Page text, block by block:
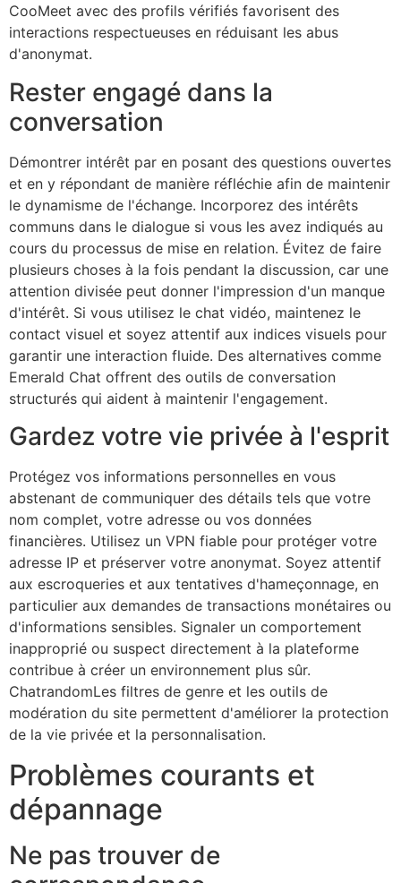
CooMeet avec des profils vérifiés favorisent des
interactions respectueuses en réduisant les abus
d'anonymat.
Rester engagé dans la
conversation
Démontrer intérêt par en posant des questions ouvertes
et en y répondant de manière réfléchie afin de maintenir
le dynamisme de l'échange. Incorporez des intérêts
communs dans le dialogue si vous les avez indiqués au
cours du processus de mise en relation. Évitez de faire
plusieurs choses à la fois pendant la discussion, car une
attention divisée peut donner l'impression d'un manque
d'intérêt. Si vous utilisez le chat vidéo, maintenez le
contact visuel et soyez attentif aux indices visuels pour
garantir une interaction fluide. Des alternatives comme
Emerald Chat offrent des outils de conversation
structurés qui aident à maintenir l'engagement.
Gardez votre vie privée à l'esprit
Protégez vos informations personnelles en vous
abstenant de communiquer des détails tels que votre
nom complet, votre adresse ou vos données
financières. Utilisez un VPN fiable pour protéger votre
adresse IP et préserver votre anonymat. Soyez attentif
aux escroqueries et aux tentatives d'hameçonnage, en
particulier aux demandes de transactions monétaires ou
d'informations sensibles. Signaler un comportement
inapproprié ou suspect directement à la plateforme
contribue à créer un environnement plus sûr.
ChatrandomLes filtres de genre et les outils de
modération du site permettent d'améliorer la protection
de la vie privée et la personnalisation.
Problèmes courants et
dépannage
Ne pas trouver de